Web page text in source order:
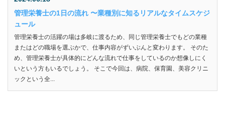
管理栄養士の1日の流れ 〜業種別に知るリアルなタイムスケジ
ュール
管理栄養士の活躍の場は多岐に渡るため、同じ管理栄養士でもどの業種
またはどの職場を選ぶかで、仕事内容がずいぶんと変わります。 そのた
め、管理栄養士が具体的にどんな流れで仕事をしているのか想像しにく
いという方もいるでしょう。 そこで今回は、病院、保育園、美容クリニ
ックという全...